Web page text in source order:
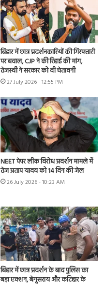
बिहार में छात्र प्रदर्शनकारियों की गिरफ्तारी
पर बवाल, CJP ने की रिहाई की मांग,
तेजस्वी ने सरकार को दी चेतावनी
27 July 2026 - 12:55 PM
NEET पेपर लीक विरोध प्रदर्शन मामले में
तेज प्रताप यादव को 14 दिन की जेल
26 July 2026 - 10:23 AM
बिहार में छात्र प्रदर्शन के बाद पुलिस का
बड़ा एक्शन, बेगूसराय और कटिहार के